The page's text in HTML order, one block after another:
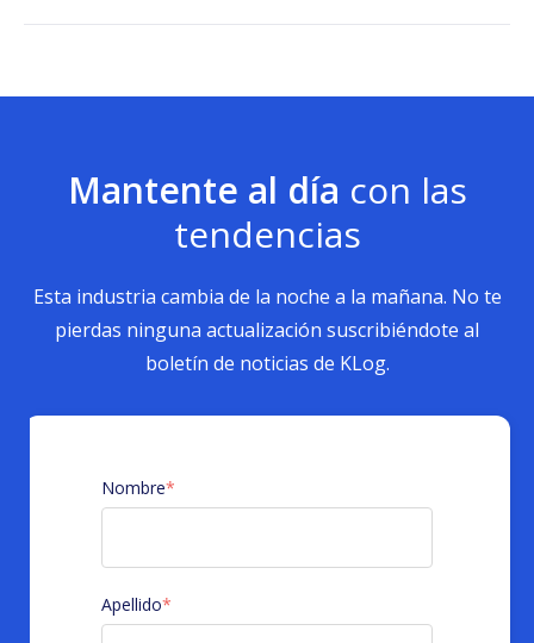
Mantente al día con las
tendencias
Esta industria cambia de la noche a la mañana. No te
pierdas ninguna actualización suscribiéndote al
boletín de noticias de KLog.
Nombre*
Apellido*